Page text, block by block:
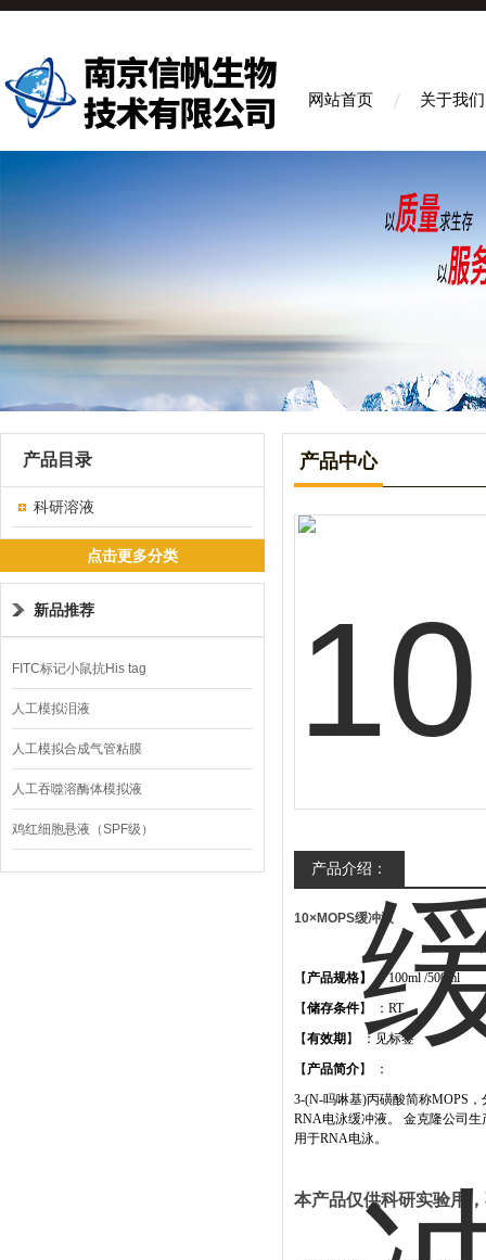
网站首页 关于我们
产品目录
科研溶液
点击更多分类
新品推荐
FITC标记小鼠抗His tag
人工模拟泪液
人工模拟合成气管粘膜
人工吞噬溶酶体模拟液
鸡红细胞悬液（SPF级）
产品中心
产品介绍：
10×MOPS缓冲液
【 产品规格】 ：100ml /500ml
【储存条件】 ： RT
【有效期 】 ：见标签
【 产品简介】 ：
3-(N-吗啉基)丙磺酸简称MOPS
RNA电泳缓冲液。 金克隆公司生
用于RNA电泳。
本产品仅供科研实验用